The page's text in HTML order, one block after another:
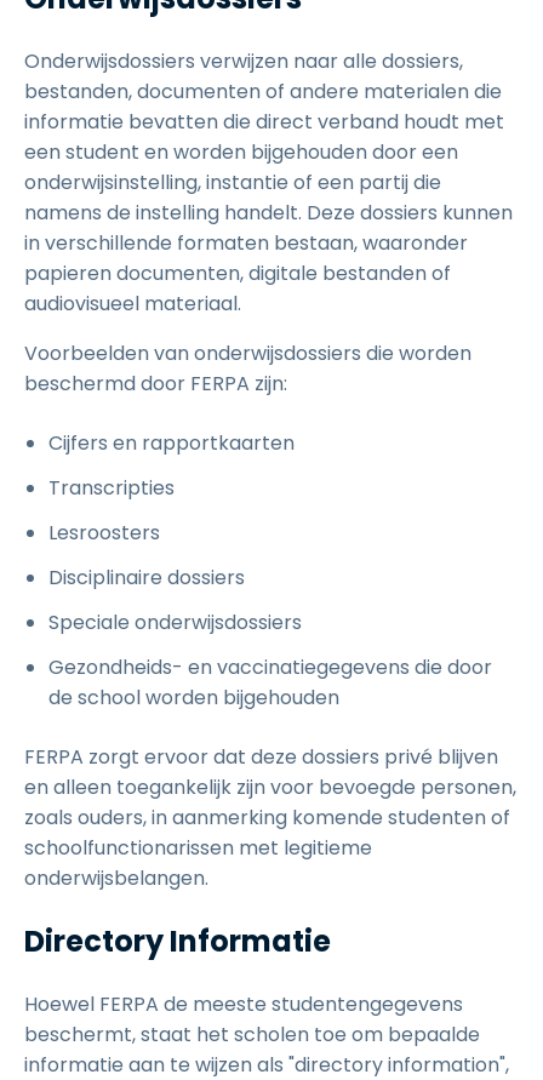
Onderwijsdossiers verwijzen naar alle dossiers,
bestanden, documenten of andere materialen die
informatie bevatten die direct verband houdt met
een student en worden bijgehouden door een
onderwijsinstelling, instantie of een partij die
namens de instelling handelt. Deze dossiers kunnen
in verschillende formaten bestaan, waaronder
papieren documenten, digitale bestanden of
audiovisueel materiaal.
Voorbeelden van onderwijsdossiers die worden
beschermd door FERPA zijn:
Cijfers en rapportkaarten
Transcripties
Lesroosters
Disciplinaire dossiers
Speciale onderwijsdossiers
Gezondheids- en vaccinatiegegevens die door
de school worden bijgehouden
FERPA zorgt ervoor dat deze dossiers privé blijven
en alleen toegankelijk zijn voor bevoegde personen,
zoals ouders, in aanmerking komende studenten of
schoolfunctionarissen met legitieme
onderwijsbelangen.
Directory Informatie
Hoewel FERPA de meeste studentengegevens
beschermt, staat het scholen toe om bepaalde
informatie aan te wijzen als "directory information",